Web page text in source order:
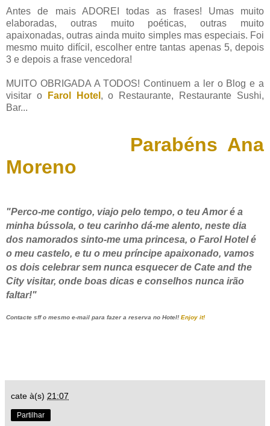
Antes de mais ADOREI todas as frases! Umas muito
elaboradas, outras muito poéticas, outras muito
apaixonadas, outras ainda muito simples mas especiais. Foi
mesmo muito difícil, escolher entre tantas apenas 5, depois
3 e depois a frase vencedora!
MUITO OBRIGADA A TODOS! Continuem a ler o Blog e a
visitar o
Farol Hotel , o Restaurante, Restaurante Sushi,
Bar...
Parabéns Ana
Moreno
"Perco-me contigo, viajo pelo tempo, o teu Amor é a
minha bússola, o teu carinho dá-me alento, neste dia
dos namorados sinto-me uma princesa, o Farol Hotel é
o meu castelo, e tu o meu príncipe apaixonado, vamos
os dois celebrar sem nunca esquecer de Cate and the
City visitar, onde boas dicas e conselhos nunca irão
faltar!"
Contacte sff o mesmo e-mail para fazer a reserva no Hotel! Enjoy it!
cate à(s) 21:07
Partilhar